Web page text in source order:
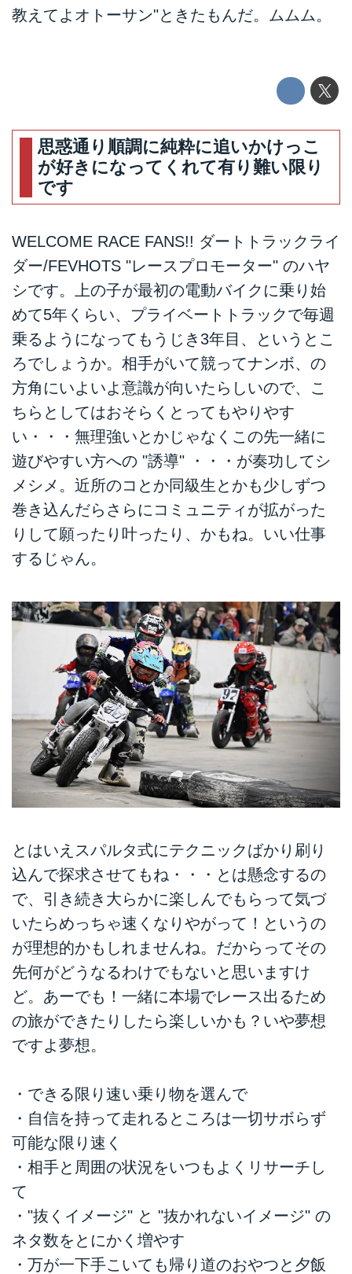
教えてよオトーサン"ときたもんだ。ムムム。
思惑通り順調に純粋に追いかけっこ
が好きになってくれて有り難い限り
です
WELCOME RACE FANS!! ダートトラックライ
ダー/FEVHOTS "レースプロモーター" のハヤ
シです。上の子が最初の電動バイクに乗り始
めて5年くらい、プライベートトラックで毎週
乗るようになってもうじき3年目、というとこ
ろでしょうか。相手がいて競ってナンボ、の
方角にいよいよ意識が向いたらしいので、こ
ちらとしてはおそらくとってもやりやす
い・・・無理強いとかじゃなくこの先一緒に
遊びやすい方への "誘導" ・・・が奏功してシ
メシメ。近所のコとか同級生とかも少しずつ
巻き込んだらさらにコミュニティが拡がった
りして願ったり叶ったり、かもね。いい仕事
するじゃん。
とはいえスパルタ式にテクニックばかり刷り
込んで探求させてもね・・・とは懸念するの
で、引き続き大らかに楽しんでもらって気づ
いたらめっちゃ速くなりやがって！というの
が理想的かもしれませんね。だからってその
先何がどうなるわけでもないと思いますけ
ど。あーでも！一緒に本場でレース出るため
の旅ができたりしたら楽しいかも？いや夢想
ですよ夢想。
・できる限り速い乗り物を選んで
・自信を持って走れるところは一切サボらず
可能な限り速く
・相手と周囲の状況をいつもよくリサーチし
て
・"抜くイメージ" と "抜かれないイメージ" の
ネタ数をとにかく増やす
・万が一下手こいても帰り道のおやつと夕飯